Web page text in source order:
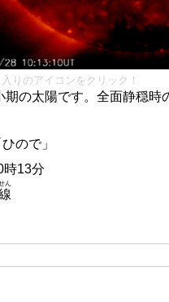
りのアイコンをクリック！
期の太陽です。全面静穏時
ひので」
時13分
ん